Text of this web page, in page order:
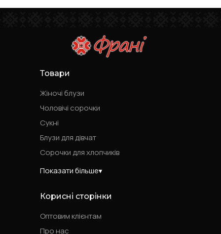
Товари
Жіночі блузи
Чоловічі сорочки
Сукні
Блузи для дівчат
Сорочки для хлопчиків
Показати більше
Корисні сторінки
Оптовим клієнтам
Про нас